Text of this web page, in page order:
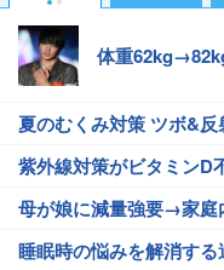
体重
夏のむくみ対策 ツボ&反
紫外線対策がビタミンD
母が娘に減量強要→家庭
睡眠時の悩みを解消する